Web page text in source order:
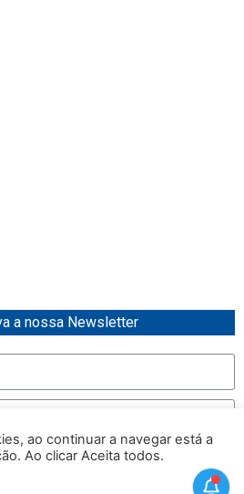
a nossa Newsletter
Enviar
ao continuar a navegar está a
Ao clicar Aceita todos.